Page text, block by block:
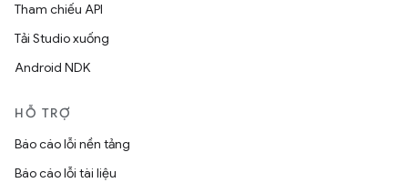
Tham chiếu API
Tải Studio xuống
Android NDK
HỖ TRỢ
Báo cáo lỗi nền tảng
Báo cáo lỗi tài liệu